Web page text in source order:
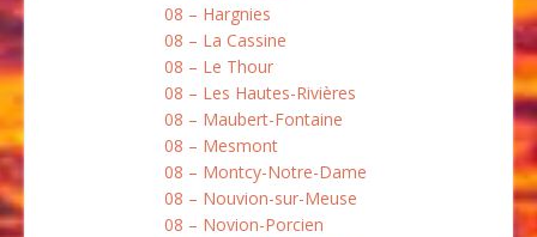
08 – Hargnies
08 – La Cassine
08 – Le Thour
08 – Les Hautes-Rivières
08 – Maubert-Fontaine
08 – Mesmont
08 – Montcy-Notre-Dame
08 – Nouvion-sur-Meuse
08 – Novion-Porcien